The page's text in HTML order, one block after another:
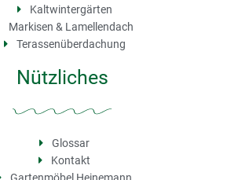
Kaltwintergärten
Markisen & Lamellendach
Terassenüberdachung
Nützliches
Glossar
Kontakt